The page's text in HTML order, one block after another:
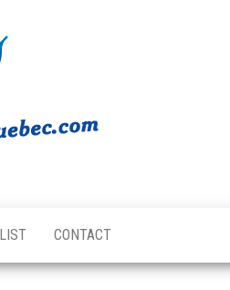
Québec
musicale
québécoise!CONTACT